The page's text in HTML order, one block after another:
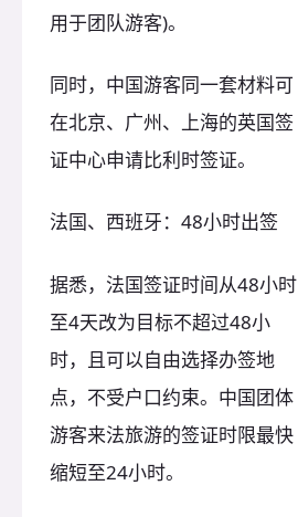
用于团队游客)。
同时，中国游客同一套材料可
在北京、广州、上海的英国签
证中心申请比利时签证。
法国、西班牙：48小时出签
据悉，法国签证时间从48小时
至4天改为目标不超过48小
时，且可以自由选择办签地
点，不受户口约束。中国团体
游客来法旅游的签证时限最快
缩短至24小时。